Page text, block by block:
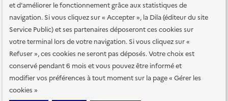
et d'améliorer le fonctionnement grâce aux statistiques de
navigation. Si vous cliquez sur « Accepter », la Dila (éditeur du site
Service Public) et ses partenaires déposeront ces cookies sur
votre terminal lors de votre navigation. Si vous cliquez sur «
Refuser », ces cookies ne seront pas déposés. Votre choix est
conservé pendant 6 mois et vous pouvez être informé et
modifier vos préférences à tout moment sur la page « Gérer les
cookies »
Plan du site Accessibilité : totalement conforme
Accessibilité des
services en ligne Mentions légales Données personnelles et sécurité
Conditions générales d'utilisation Gestion des cookies